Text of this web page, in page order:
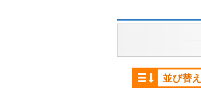
並び替え